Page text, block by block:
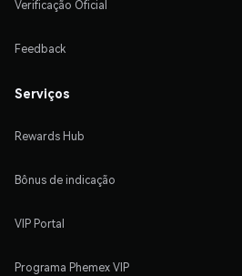
Verificação Oficial
Feedback
Serviços
Rewards Hub
Bônus de indicação
VIP Portal
Programa Phemex VIP